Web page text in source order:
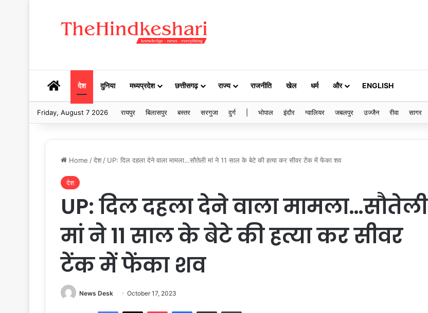
HOMEदेश दुनिया मध्यप्रदेश छत्तीसगढ़ राज्य राजनीति खेल धर्म और ENGLISH
Friday, August 7 2026 रायपुर बिलासपुर बस्तर सरगुजा दुर्ग भोपाल इंदौर ग्वालियर जबलपुर उज्जैन रीवा सागर
Home /देश / UP: दिल दहला देने वाला मामला…सौतेली मां ने 11 साल के बेटे की हत्या कर सीवर टेंक में फेंका शव
देश
UP: दिल दहला देने वाला मामला…सौतेली
मां ने 11 साल के बेटे की हत्या कर सीवर
टेंक में फेंका शव
News Desk October 17, 2023